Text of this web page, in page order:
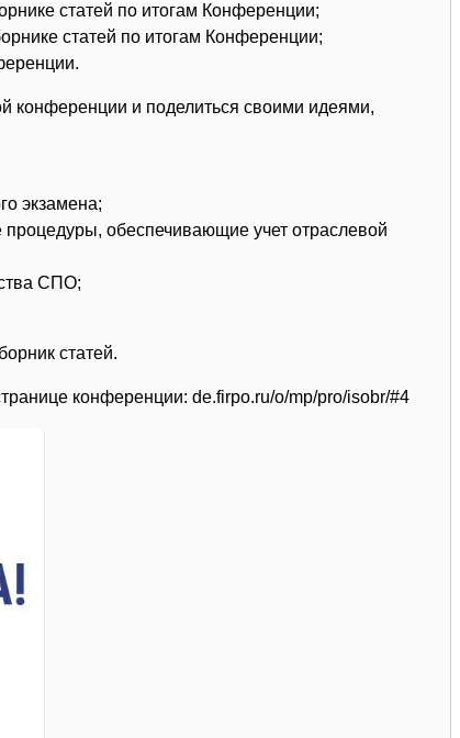
статей по итогам Конференции;
статей по итогам Конференции;
конференции и поделиться своими идеями,
экзамена;
обеспечивающие учет отраслевой
СПО;
статей.
конференции:de.firpo.ru/o/mp/pro/isobr/#4